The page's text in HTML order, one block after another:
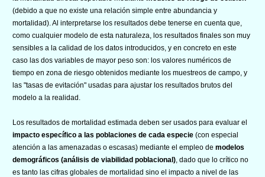
(debido a que no existe una relación simple entre abundancia y
mortalidad). Al interpretarse los resultados debe tenerse en cuenta que,
como cualquier modelo de esta naturaleza, los resultados finales son muy
sensibles a la calidad de los datos introducidos, y en concreto en este
caso las dos variables de mayor peso son: los valores numéricos de
tiempo en zona de riesgo obtenidos mediante los muestreos de campo, y
las "tasas de evitación" usadas para ajustar los resultados brutos del
modelo a la realidad.
Los resultados de mortalidad estimada deben ser usados para evaluar el
impacto específico a las poblaciones de cada especie (con especial
atención a las amenazadas o escasas) mediante el empleo de modelos
demográficos (análisis de viabilidad poblacional) , dado que lo crítico no
es tanto las cifras globales de mortalidad sino el impacto a nivel de las